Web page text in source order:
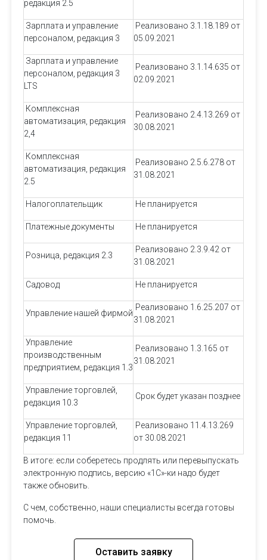
редакция 2.5
Зарплата и управление
персоналом, редакция 3
Реализовано 3.1.18.189 от
05.09.2021
Зарплата и управление
персоналом, редакция 3
LTS
Реализовано 3.1.14.635 от
02.09.2021
Комплексная
автоматизация, редакция
2,4
Реализовано 2.4.13.269 от
30.08.2021
Комплексная
автоматизация, редакция
2.5
Реализовано 2.5.6.278 от
31.08.2021
Налогоплательщик Не планируется
Платежные документы Не планируется
Розница, редакция 2.3
Реализовано 2.3.9.42 от
31.08.2021
Садовод Не планируется
Управление нашей фирмой
Реализовано 1.6.25.207 от
31.08.2021
Управление
производственным
предприятием, редакция 1.3
Реализовано 1.3.165 от
31.08.2021
Управление торговлей,
редакция 10.3
Срок будет указан позднее
Управление торговлей,
редакция 11
Реализовано 11.4.13.269
от 30.08.2021
В итоге: если соберетесь продлять или перевыпускать
электронную подпись, версию «1С»-ки надо будет
также обновить.
С чем, собственно, наши специалисты всегда готовы
помочь.
Оставить заявку